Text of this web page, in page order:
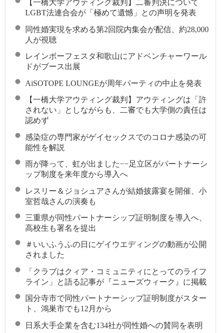
【一橋大学アウティング裁判】二審判決について
LGBT法連合会が「極めて遺憾」との声明を発表
同性婚実現を求める第2回院内集会が配信、約28,000
人が視聴
レインボーフェスタ和歌山にアドベンチャーワール
ドがブース出展
AiSOTOPE LOUNGEが周年パーティの中止を発表
【一橋大学アウティング裁判】アウティングは「許
されない」としながらも、二審でも大学側の責任は
認めず
感染症の専門家がゲイセックスでのコロナ感染の可
能性を解説
雨が降って、虹が出ました−−足立区がパートナーシ
ップ制度を来年度から導入へ
レスリー＆ジョシュアさんが結婚披露宴を開催、小
室哲哉さんの演奏も
三重県が同性パートナーシップ証明制度を導入へ、
高校生も署名を提出
＃いいふうふの日にゲイウエディングの動画が公開
されました
「クラブはクィア・コミュニティにとってのライフ
ライン」と語る記事が『ニューズウィーク』に掲載
国分寺市で同性パートナーシップ証明制度がスター
ト、鴻巣市でも12月から
日系大手企業を含む134社が同性婚への賛同を表明